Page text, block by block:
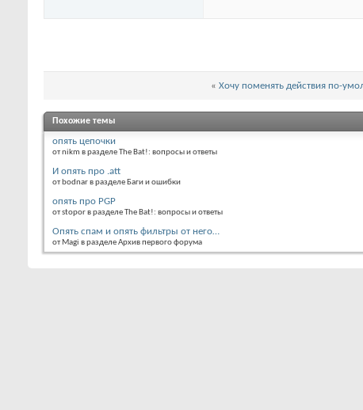
« Хочу поменять действия по-
Похожие темы
опять цепочки
от nikm в разделе The Bat!: вопросы и ответы
И опять про .att
от bodnar в разделе Баги и ошибки
опять про PGP
от stopor в разделе The Bat!: вопросы и ответы
Опять спам и опять фильтры от него…
от Magi в разделе Архив первого форума